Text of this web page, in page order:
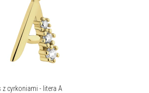
z cyrkoniami - litera A